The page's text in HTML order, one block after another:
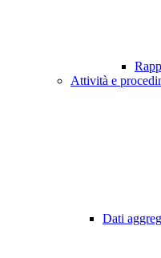
Attività e
Dati